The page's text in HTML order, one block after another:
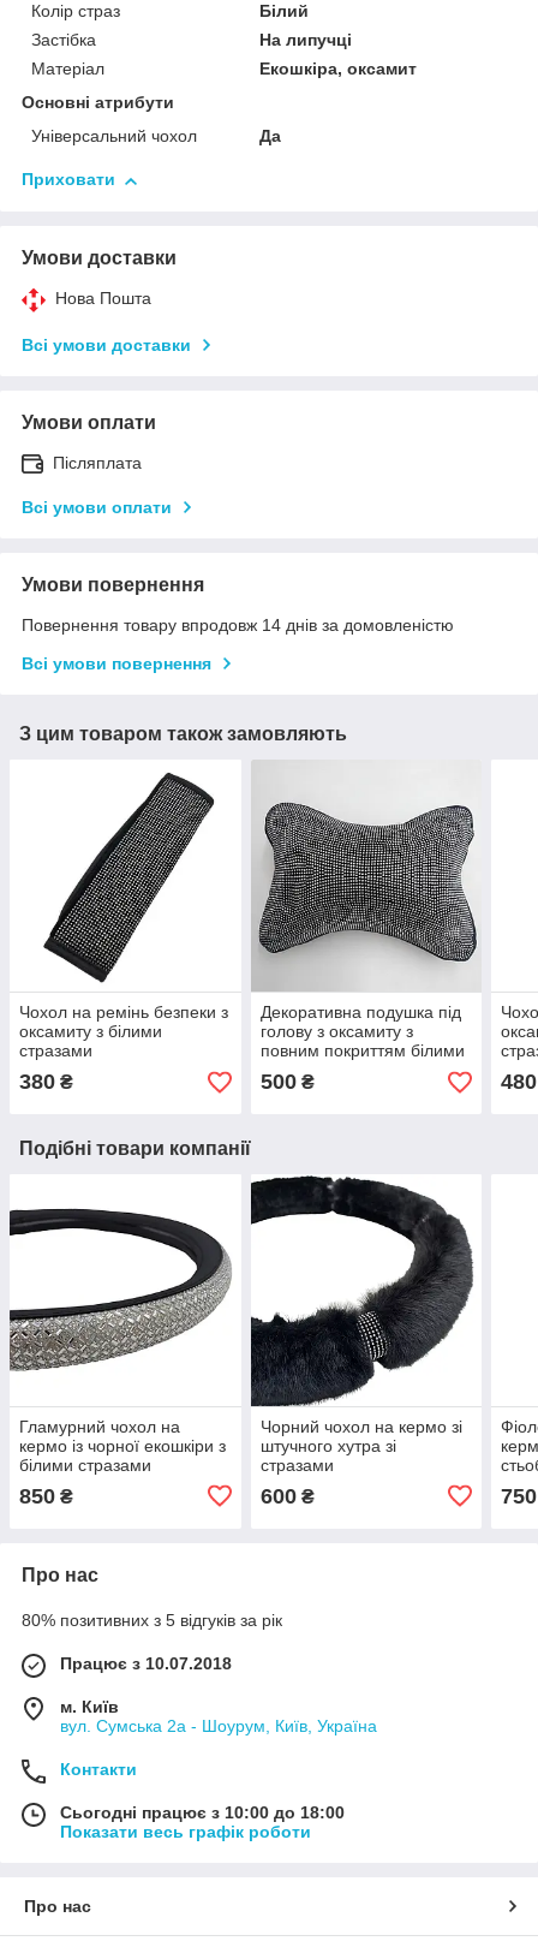
Колір страз
Білий
Застібка
На липучці
Матеріал
Екошкіра, оксамит
Основні атрибути
Універсальний чохол
Да
Приховати
Умови доставки
Нова Пошта
Всі умови доставки
Умови оплати
Післяплата
Всі умови оплати
Умови повернення
Повернення товару впродовж 14 днів за домовленістю
Всі умови повернення
З цим товаром також замовляють
Чохол на ремінь безпеки з
оксамиту з білими
стразами
380 ₴
Декоративна подушка під
голову з оксамиту з
повним покриттям білими
500₴ 480
Подібні товари компанії
Гламурний чохол на
кермо із чорної екошкіри з
білими стразами
850 ₴
Чорний чохол на кермо зі
штучного хутра зі
стразами
600₴ 750
Про нас
80% позитивних з 5 відгуків за рік
Працює з 10.07.2018
м. Київ
вул. Сумська 2а - Шоурум, Київ, Україна
Контакти
Сьогодні працює з 10:00 до 18:00
Показати весь графік роботи
Про нас